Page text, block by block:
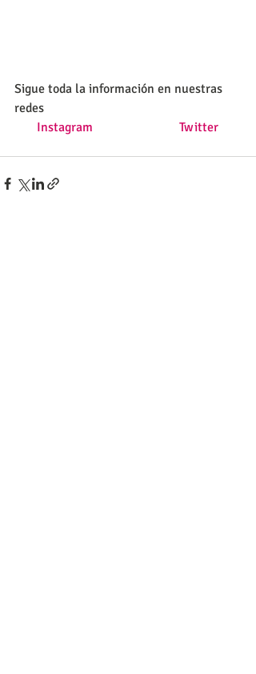
Sigue toda la información en nuestras
redes
Instagram
Twitter